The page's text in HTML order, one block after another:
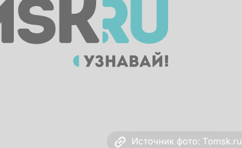
Источник фото: Tomsk.ru